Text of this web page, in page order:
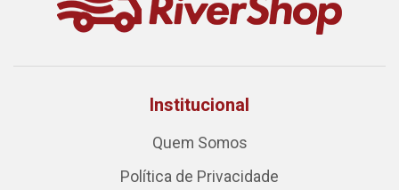
Institucional
Quem Somos
Política de Privacidade